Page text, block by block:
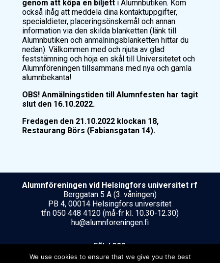
genom att köpa en biljetti Alumnbutiken. Kom
också ihåg att meddela dina kontaktuppgifter,
specialdieter, placeringsönskemål och annan
information via den skilda blanketten (länk till
Alumnbutiken och anmälningsblanketten hittar du
nedan). Välkommen med och njuta av glad
feststämning och höja en skål till Universitetet och
Alumnföreningen tillsammans med nya och gamla
alumnbekanta!
OBS! Anmälningstiden till Alumnfesten har tagit
slut den 16.10.2022.
Fredagen den 21.10.2022 klockan 18,
Restaurang Börs (Fabiansgatan 14).
Alumnföreningen vid Helsing­fors uni­ver­si­tet rf
Berggatan 5 A (3. våningen)
PB 4, 00014 Helsingfors universitet
tfn 050 448 4120 (må-fr kl. 10.30-12.30)
hu@alumnforeningen.fi
FÖLJ OSS
We use cookies to ensure that we give you the best